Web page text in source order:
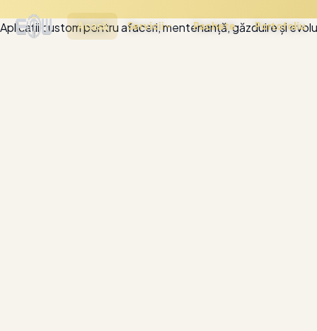
Acasă Servicii Pachete Portofoliu
Un partener digital, pe termen lung.
Aplicații custom pentru afaceri, mentenanță, găzduire și